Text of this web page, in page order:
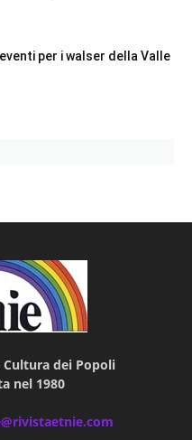
per i walser della Valle
Cultura dei Popoli
nel 1980